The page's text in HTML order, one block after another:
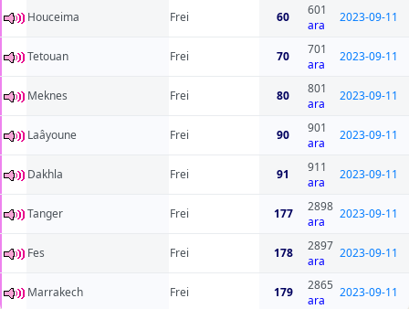
Houceima Frei 60
601
ara
2023-09-11
Tetouan Frei 70
701
ara
2023-09-11
Meknes Frei 80
801
ara
2023-09-11
Laâyoune Frei 90
901
ara
2023-09-11
Dakhla Frei 91
911
ara
2023-09-11
Tanger Frei 177
2898
ara
2023-09-11
Fes Frei 178
2897
ara
2023-09-11
Marrakech Frei 179
2865
ara
2023-09-11